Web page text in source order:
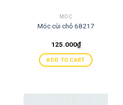
MÓC
Móc cùi chỏ 68217
125.000₫
ADD TO CART